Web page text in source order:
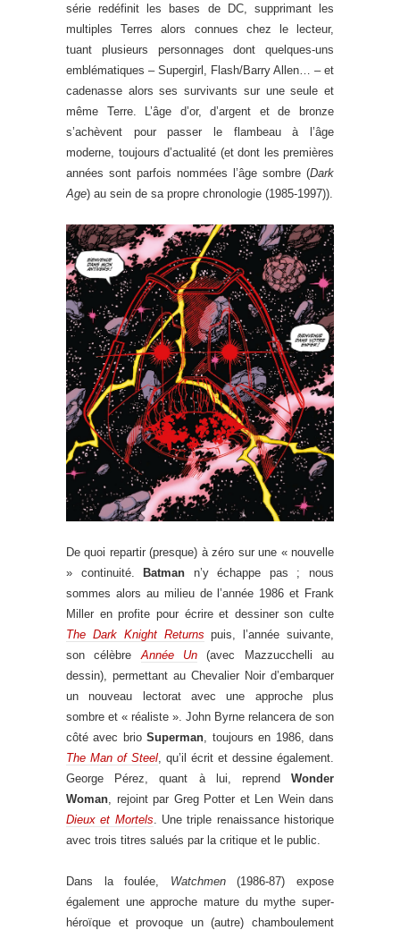
série redéfinit les bases de DC, supprimant les
multiples Terres alors connues chez le lecteur,
tuant plusieurs personnages dont quelques-uns
emblématiques – Supergirl, Flash/Barry Allen… – et
cadenasse alors ses survivants sur une seule et
même Terre. L’âge d’or, d’argent et de bronze
s’achèvent pour passer le flambeau à l’âge
moderne, toujours d’actualité (et dont les premières
années sont parfois nommées l’âge sombre (Dark
Age) au sein de sa propre chronologie (1985-1997)).
De quoi repartir (presque) à zéro sur une « nouvelle
» continuité.
Batman n’y échappe pas ; nous
sommes alors au milieu de l’année 1986 et Frank
Miller en profite pour écrire et dessiner son culte
The Dark Knight Returns puis, l’année suivante,
son célèbreAnnée Un (avec Mazzucchelli au
dessin), permettant au Chevalier Noir d’embarquer
un nouveau lectorat avec une approche plus
sombre et « réaliste ». John Byrne relancera de son
côté avec brioSuperman, toujours en 1986, dans
The Man of Steel, qu’il écrit et dessine également.
George Pérez, quant à lui, reprend Wonder
Woman, rejoint par Greg Potter et Len Wein dans
Dieux et Mortels. Une triple renaissance historique
avec trois titres salués par la critique et le public.
Dans la foulée, Watchmen(1986-87) expose
également une approche mature du mythe super-
héroïque et provoque un (autre) chamboulement